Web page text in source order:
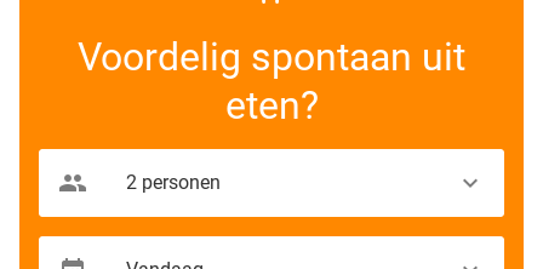
Voordelig spontaan uit
eten?